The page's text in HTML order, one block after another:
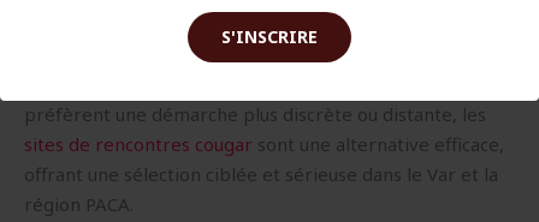
S'INSCRIRE
dans ces quartiers, combinées avec la participation à des
événements ciblés, permettent de multiplier les
préfèrent une démarche plus discrète ou distante, les
sites de rencontres cougar sont une alternative efficace,
offrant une sélection ciblée et sérieuse dans le Var et la
région PACA.